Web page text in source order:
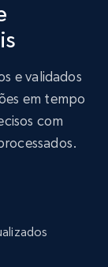
e validados
em tempo
com